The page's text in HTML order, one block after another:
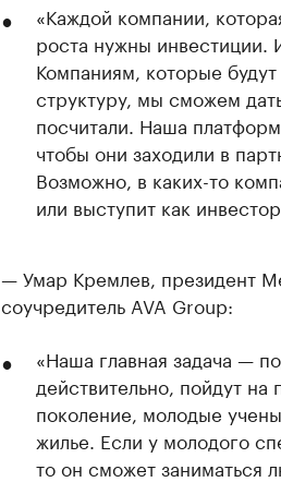
«Каждой компании,
роста нужны инвестиции.
Компаниям, которые
структуру, мы сможем
посчитали. Наша
чтобы они заходили в
Возможно, в каких-то
или выступит как
— Умар Кремлев, президент
соучредитель AVA Group:
«Наша главная задача —
действительно, пойдут
поколение, молодые
жилье. Если у молодого
то он сможет заниматься